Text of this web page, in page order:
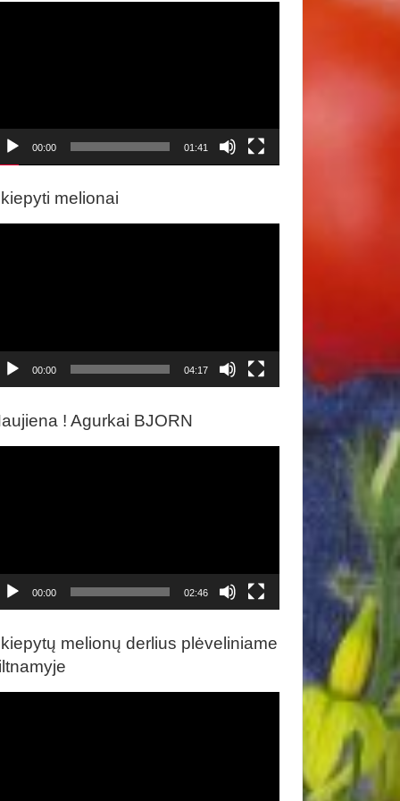
00:00 01:41
melionai
00:00 04:17
! Agurkai BJORN
00:00 02:46
melionų derlius plėveliniame